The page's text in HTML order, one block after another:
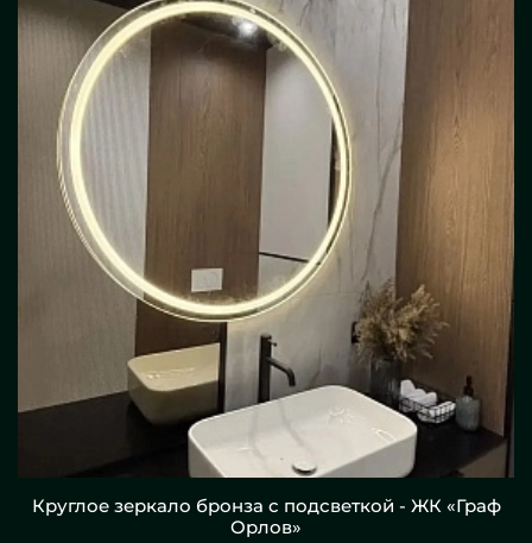
Круглое зеркало бронза с подсветкой - ЖК «Граф
Орлов»